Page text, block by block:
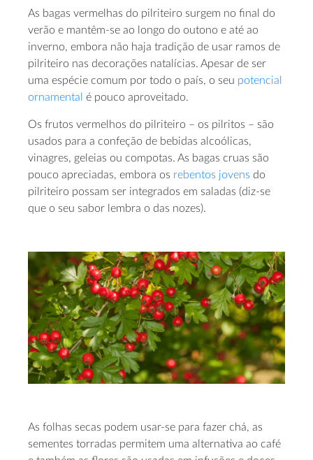
As bagas vermelhas do pilriteiro surgem no final do
verão e mantêm-se ao longo do outono e até ao
inverno, embora não haja tradição de usar ramos de
pilriteiro nas decorações natalícias. Apesar de ser
uma espécie comum por todo o país, o seu potencial
ornamental é pouco aproveitado.
Os frutos vermelhos do pilriteiro – os pilritos – são
usados para a confeção de bebidas alcoólicas,
vinagres, geleias ou compotas. As bagas cruas são
pouco apreciadas, embora os rebentos jovens do
pilriteiro possam ser integrados em saladas (diz-se
que o seu sabor lembra o das nozes).
As folhas secas podem usar-se para fazer chá, as
sementes torradas permitem uma alternativa ao café